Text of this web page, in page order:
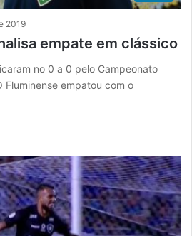
2019
empate em clássico
no 0 a 0 pelo Campeonato
Fluminense empatou com o